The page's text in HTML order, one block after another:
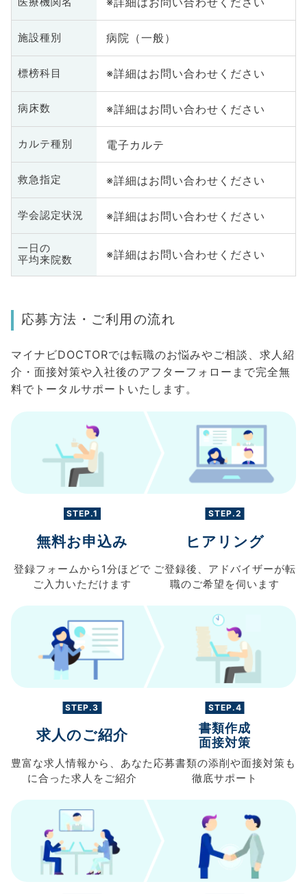
施設種別 病院（一般）
標榜科目 ※詳細はお問い合わせください
病床数 ※詳細はお問い合わせください
カルテ種別 電子カルテ
救急指定 ※詳細はお問い合わせください
学会認定状況 ※詳細はお問い合わせください
一日の
平均来院数
※詳細はお問い合わせください
応募方法・ご利用の流れ
マイナビDOCTORでは転職のお悩みやご相談、求人紹
介・面接対策や入社後のアフターフォローまで完全無
料でトータルサポートいたします。
STEP.1
無料お申込み
登録フォームから 1分ほどで
ご入力 いただけます
STEP.2
ヒアリング
ご登録後、 アドバイザーが転
職のご希望を伺います
STEP.3
求人のご紹介
豊富な求人情報から、 あなた
に合った求人を ご紹介
STEP.4
書類作成
面接対策
応募書類の添削や面接対策も
徹底サポート